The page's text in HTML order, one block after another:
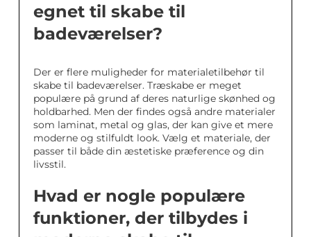
egnet til skabe til
badeværelser?
Der er flere muligheder for materialetilbehør til
skabe til badeværelser. Træskabe er meget
populære på grund af deres naturlige skønhed og
holdbarhed. Men der findes også andre materialer
som laminat, metal og glas, der kan give et mere
moderne og stilfuldt look. Vælg et materiale, der
passer til både din æstetiske præference og din
livsstil.
Hvad er nogle populære
funktioner, der tilbydes i